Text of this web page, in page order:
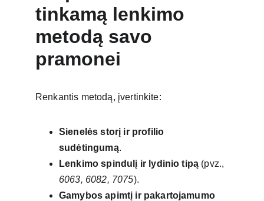
tinkamą lenkimo
metodą savo
pramonei
Renkantis metodą, įvertinkite:
Sienelės storį ir profilio
sudėtingumą.
Lenkimo spindulį ir lydinio tipą (pvz.,
6063, 6082, 7075).
Gamybos apimtį ir pakartojamumo